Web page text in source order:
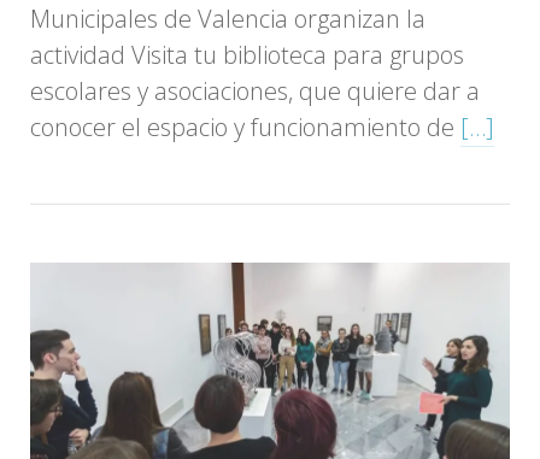
Municipales de Valencia organizan la
actividad Visita tu biblioteca para grupos
escolares y asociaciones, que quiere dar a
conocer el espacio y funcionamiento de […]